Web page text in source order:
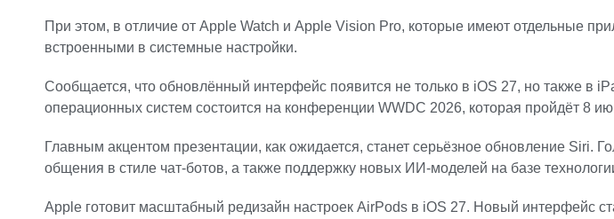
При этом, в отличие от Apple Watch и Apple Vision Pro, которые имеют отдельные
встроенными в системные настройки.
Сообщается, что обновлённый интерфейс появится не только в iOS 27, но также в
операционных систем состоится на конференции WWDC 2026, которая пройдёт 8
Главным акцентом презентации, как ожидается, станет серьёзное обновление
общения в стиле чат-ботов, а также поддержку новых ИИ-моделей на базе
Apple готовит масштабный редизайн настроек AirPods в iOS 27. Новый интерфейс